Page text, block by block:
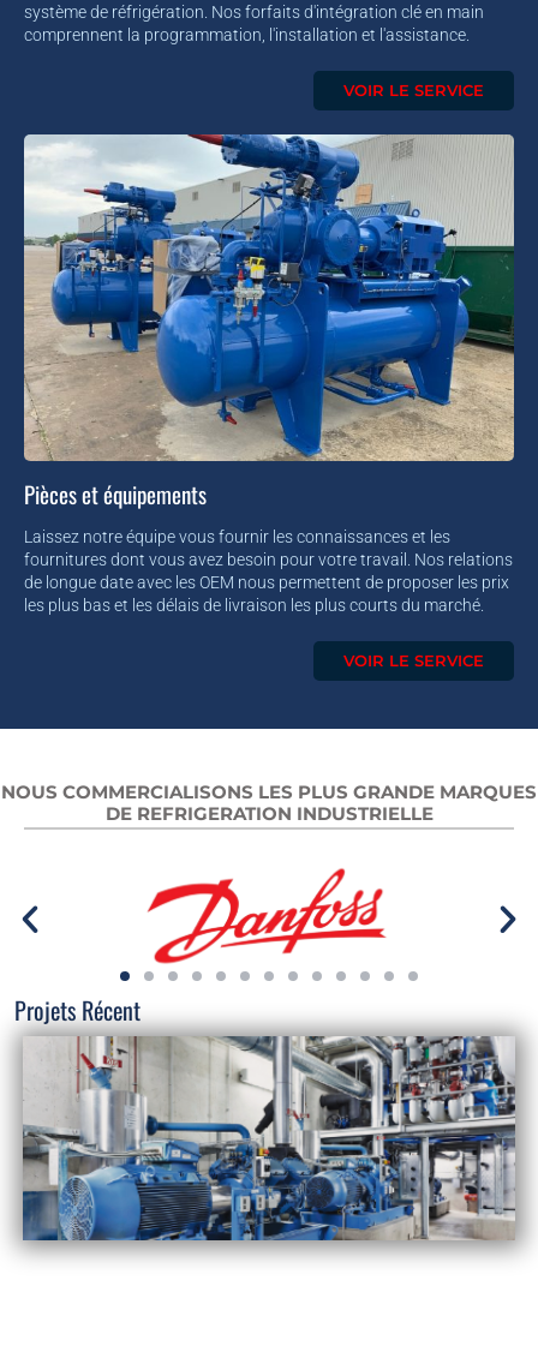
système de réfrigération. Nos forfaits d'intégration clé en main
comprennent la programmation, l'installation et l'assistance.
VOIR LE SERVICE
Pièces et équipements
Laissez notre équipe vous fournir les connaissances et les
fournitures dont vous avez besoin pour votre travail. Nos relations
de longue date avec les OEM nous permettent de proposer les prix
les plus bas et les délais de livraison les plus courts du marché.
VOIR LE SERVICE
NOUS COMMERCIALISONS LES PLUS GRANDE MARQUES
DE REFRIGERATION INDUSTRIELLE
Projets Récent
INSTALLATION &